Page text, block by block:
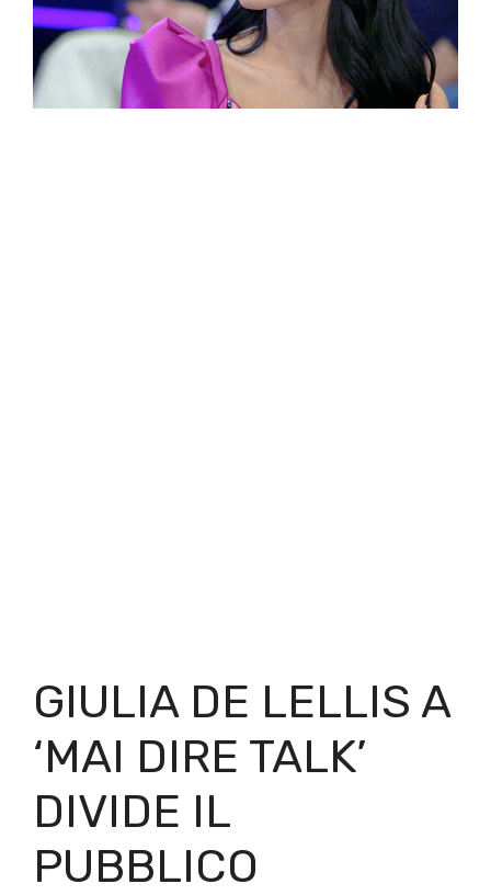
GIULIA DE LELLIS A
‘MAI DIRE TALK’
DIVIDE IL
PUBBLICO